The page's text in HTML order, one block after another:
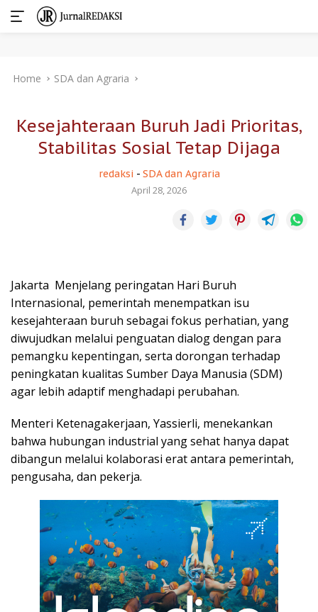
Home SDA dan Agraria
Kesejahteraan Buruh Jadi Prioritas,
Stabilitas Sosial Tetap Dijaga
redaksi - SDA dan Agraria
April 28, 2026
Jakarta  Menjelang peringatan Hari Buruh
Internasional, pemerintah menempatkan isu
kesejahteraan buruh sebagai fokus perhatian, yang
diwujudkan melalui penguatan dialog dengan para
pemangku kepentingan, serta dorongan terhadap
peningkatan kualitas Sumber Daya Manusia (SDM)
agar lebih adaptif menghadapi perubahan.
Menteri Ketenagakerjaan, Yassierli, menekankan
bahwa hubungan industrial yang sehat hanya dapat
dibangun melalui kolaborasi erat antara pemerintah,
pengusaha, dan pekerja.